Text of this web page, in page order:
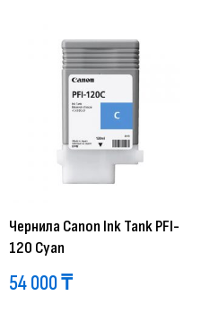
Чернила Canon Ink Tank PFI-
120 Cyan
54 000₸